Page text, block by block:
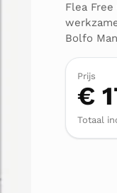
Flea
Bolfo
Prijs
€
Totaal